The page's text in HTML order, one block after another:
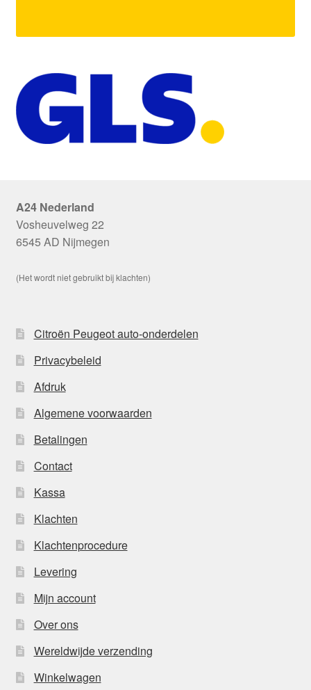
A24 Nederland
Vosheuvelweg 22
6545 AD Nijmegen
(Het wordt niet gebruikt bij klachten)
Citroën Peugeot auto-onderdelen
Privacybeleid
Afdruk
Algemene voorwaarden
Betalingen
Contact
Kassa
Klachten
Klachtenprocedure
Levering
Mijn account
Over ons
Wereldwijde verzending
Winkelwagen